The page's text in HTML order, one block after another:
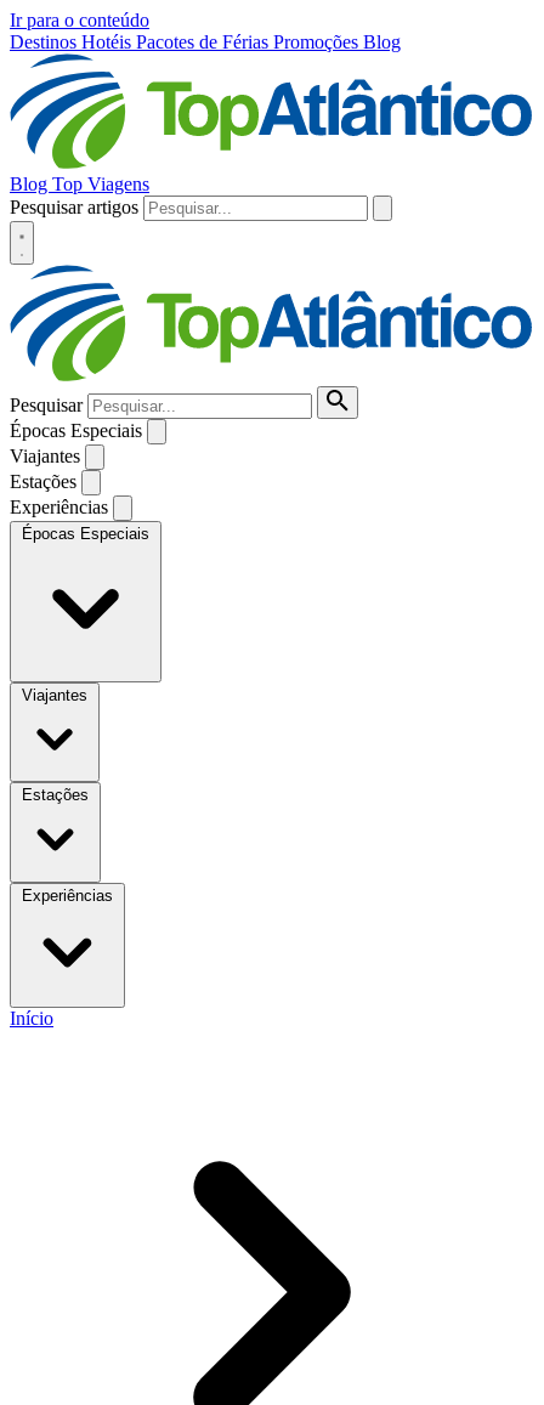
Ir para o conteúdo
Destinos Hotéis Pacotes de Férias Promoções Blog
Blog Top Viagens
Pesquisar artigos
Pesquisar
Épocas Especiais
Viajantes
Estações
Experiências
Épocas Especiais
Viajantes
Estações
Experiências
Início